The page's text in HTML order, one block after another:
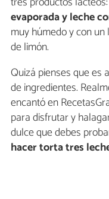
evaporada y leche
muy húmedo y con
de limón.
Quizá pienses que es
de ingredientes.
encantó en
para disfrutar y
dulce que debes
hacer torta tres